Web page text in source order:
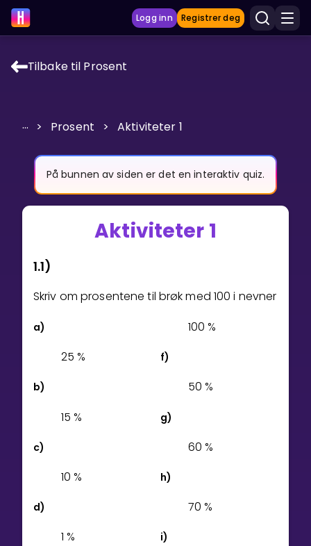
Logg inn Registrer deg
Vis mer
SPILL
Gangetabellen
Vis mer
LÆREPLAN
Velg læreplan
Logg inn
Tilbake til Prosent
... > Prosent > Aktiviteter 1
På bunnen av siden er det en interaktiv quiz.
Aktiviteter 1
1.1)
Skriv om prosentene til brøk med 100 i nevner
a)
25 %
b)
15 %
c)
10 %
d)
1 %
100 %
f)
50 %
g)
60 %
h)
70 %
i)